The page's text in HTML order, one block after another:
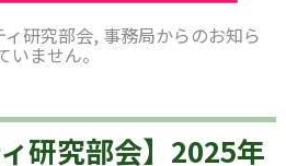
ィ研究部会, 事務局からのお知ら
いません。
ィ研究部会】2025年